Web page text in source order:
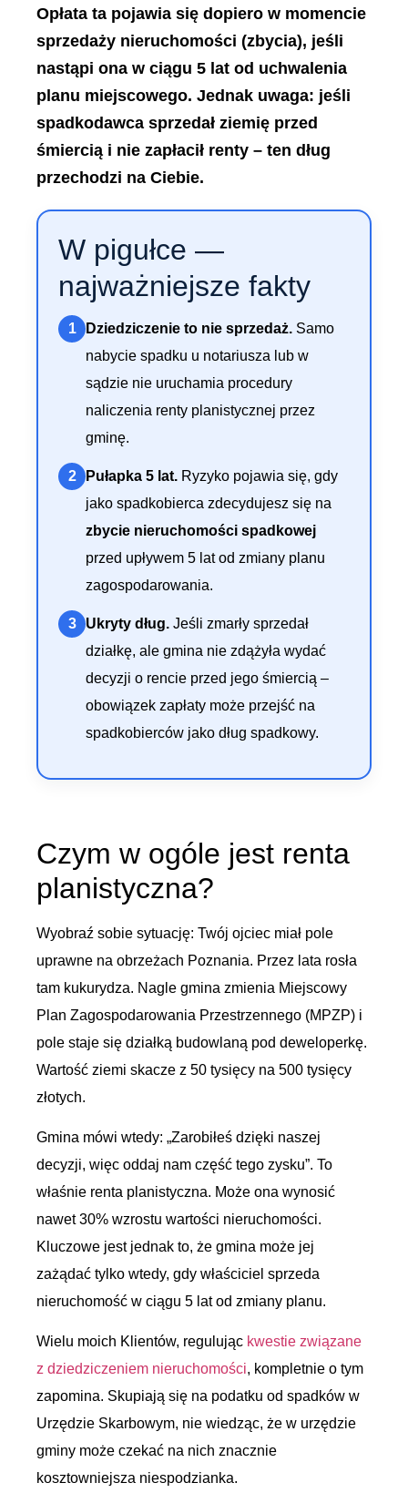
Opłata ta pojawia się dopiero w momencie
sprzedaży nieruchomości (zbycia), jeśli
nastąpi ona w ciągu 5 lat od uchwalenia
planu miejscowego. Jednak uwaga: jeśli
spadkodawca sprzedał ziemię przed
śmiercią i nie zapłacił renty – ten dług
przechodzi na Ciebie.
W pigułce —
najważniejsze fakty
1 Dziedziczenie to nie sprzedaż. Samo
nabycie spadku u notariusza lub w
sądzie nie uruchamia procedury
naliczenia renty planistycznej przez
gminę.
2 Pułapka 5 lat. Ryzyko pojawia się, gdy
jako spadkobierca zdecydujesz się na
zbycie nieruchomości spadkowej
przed upływem 5 lat od zmiany planu
zagospodarowania.
3 Ukryty dług. Jeśli zmarły sprzedał
działkę, ale gmina nie zdążyła wydać
decyzji o rencie przed jego śmiercią –
obowiązek zapłaty może przejść na
spadkobierców jako dług spadkowy.
Czym w ogóle jest renta
planistyczna?
Wyobraź sobie sytuację: Twój ojciec miał pole
uprawne na obrzeżach Poznania. Przez lata rosła
tam kukurydza. Nagle gmina zmienia Miejscowy
Plan Zagospodarowania Przestrzennego (MPZP) i
pole staje się działką budowlaną pod deweloperkę.
Wartość ziemi skacze z 50 tysięcy na 500 tysięcy
złotych.
Gmina mówi wtedy: „Zarobiłeś dzięki naszej
decyzji, więc oddaj nam część tego zysku”. To
właśnie renta planistyczna. Może ona wynosić
nawet 30% wzrostu wartości nieruchomości.
Kluczowe jest jednak to, że gmina może jej
zażądać tylko wtedy, gdy właściciel sprzeda
nieruchomość w ciągu 5 lat od zmiany planu.
Wielu moich Klientów, regulując kwestie związane
z dziedziczeniem nieruchomości, kompletnie o tym
zapomina. Skupiają się na podatku od spadków w
Urzędzie Skarbowym, nie wiedząc, że w urzędzie
gminy może czekać na nich znacznie
kosztowniejsza niespodzianka.